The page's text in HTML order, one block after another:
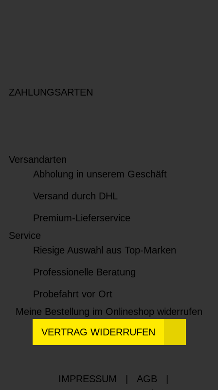
ZAHLUNGSARTEN
Versandarten
Abholung in unserem Geschäft
Versand durch DHL
Premium-Lieferservice
Service
Riesige Auswahl aus Top-Marken
Professionelle Beratung
Probefahrt vor Ort
Meine Bestellung im Onlineshop widerrufen
VERTRAG WIDERRUFEN
IMPRESSUM AGB